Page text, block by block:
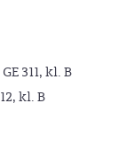
311, kl. B
kl. B